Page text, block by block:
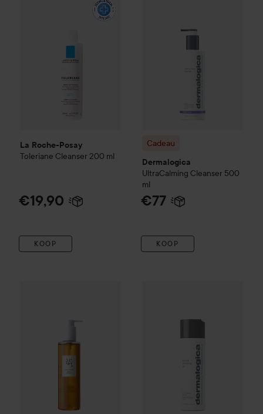
La Roche-Posay
Toleriane Cleanser 200 ml
€19,90
KOOP
Cadeau
Dermalogica
UltraCalming Cleanser 500
ml
€77
KOOP